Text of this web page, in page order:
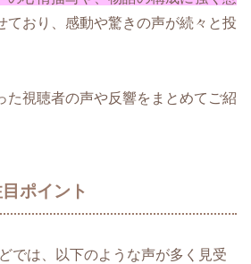
ており、感動や驚きの声が続々と投
た視聴者の声や反響をまとめてご紹
ポイント
では、以下のような声が多く見受